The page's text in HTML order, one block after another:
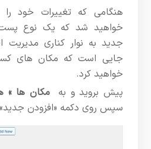
هنگامی که تغییرات خود را
جدید به نوار کناری
جایی است که مکان های
خواهید کرد.
پیش بروید و بهمکان ها »
سپس روی دکمه «افزودن